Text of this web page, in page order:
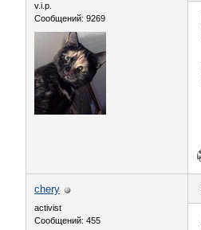
v.i.p.
Сообщений: 9269
chery
activist
Сообщений: 455